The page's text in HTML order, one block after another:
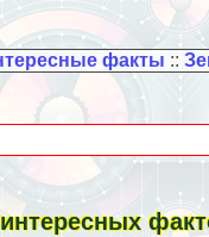
факты ::